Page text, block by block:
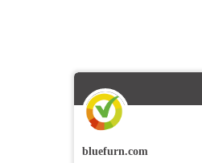
bluefurn.com